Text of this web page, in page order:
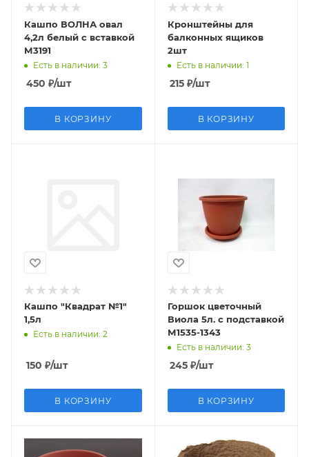
Кашпо ВОЛНА овал
4,2л белый с вставкой
М3191
Есть в наличии: 3
450 ₽/шт
В КОРЗИНУ
Кронштейны для
балконных ящиков
2шт
Есть в наличии: 1
215₽/шт
В КОРЗИНУ
Кашпо "Квадрат №1"
1,5л
Есть в наличии: 2
150 ₽/шт
В КОРЗИНУ
Горшок цветочный
Виола 5л. с подставкой
М1535-1343
Есть в наличии: 3
245₽/шт
В КОРЗИНУ